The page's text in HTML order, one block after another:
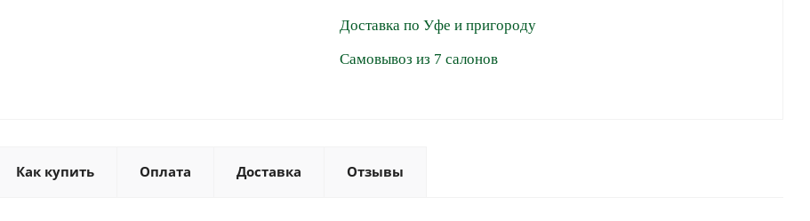
Доставка по Уфе и пригороду
Самовывоз из 7 салонов
Как купить Оплата Доставка Отзывы